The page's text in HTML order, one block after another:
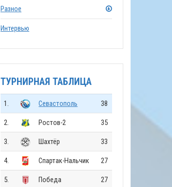
Разное
Интервью
ТУРНИРНАЯ ТАБЛИЦА
1. Севастополь 38
2. Ростов-2 35
3. Шахтёр 33
4. Спартак-Нальчик 27
5. Победа 27